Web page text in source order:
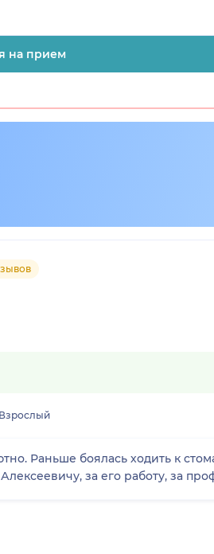
на прием
Взрослый
Раньше боялась ходить к
Антону Алексеевичу, за его работу,